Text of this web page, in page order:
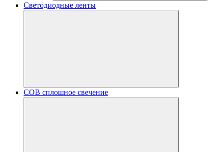
Светодиодные ленты
COB сплошное свечение